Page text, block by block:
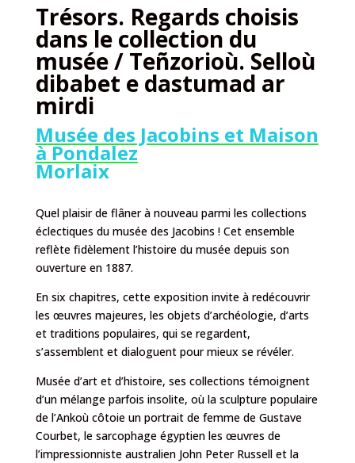
Trésors. Regards choisis
dans le collection du
musée / Teñzorioù. Selloù
dibabet e dastumad ar
mirdi
Musée des Jacobins et Maison
à Pondalez
Morlaix
Quel plaisir de flâner à nouveau parmi les collections
éclectiques du musée des Jacobins ! Cet ensemble
reflète fidèlement l’histoire du musée depuis son
ouverture en 1887.
En six chapitres, cette exposition invite à redécouvrir
les œuvres majeures, les objets d’archéologie, d’arts
et traditions populaires, qui se regardent,
s’assemblent et dialoguent pour mieux se révéler.
Musée d’art et d’histoire, ses collections témoignent
d’un mélange parfois insolite, où la sculpture populaire
de l’Ankoù côtoie un portrait de femme de Gustave
Courbet, le sarcophage égyptien les œuvres de
l’impressionniste australien John Peter Russell et la